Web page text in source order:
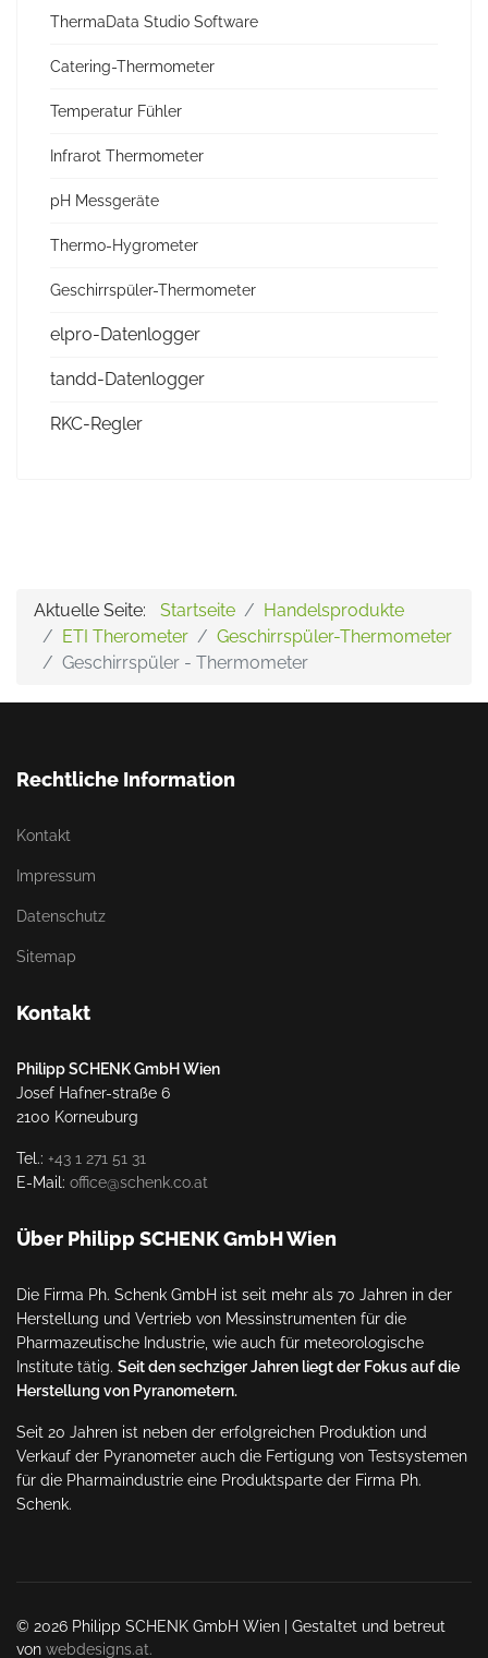
ThermaData Studio Software
Catering-Thermometer
Temperatur Fühler
Infrarot Thermometer
pH Messgeräte
Thermo-Hygrometer
Geschirrspüler-Thermometer
elpro-Datenlogger
tandd-Datenlogger
RKC-Regler
Aktuelle Seite: Startseite
Handelsprodukte
ETI Therometer
Geschirrspüler-Thermometer
Geschirrspüler - Thermometer
Rechtliche Information
Kontakt
Impressum
Datenschutz
Sitemap
Kontakt
Philipp SCHENK GmbH Wien
Josef Hafner-straße 6
2100 Korneuburg
Tel.: +43 1 271 51 31
E-Mail: office@schenk.co.at
Über Philipp SCHENK GmbH Wien
Die Firma Ph. Schenk GmbH ist seit mehr als 70 Jahren in der
Herstellung und Vertrieb von Messinstrumenten für die
Pharmazeutische Industrie, wie auch für meteorologische
Institute tätig. Seit den sechziger Jahren liegt der Fokus auf die
Herstellung von Pyranometern.
Seit 20 Jahren ist neben der erfolgreichen Produktion und
Verkauf der Pyranometer auch die Fertigung von Testsystemen
für die Pharmaindustrie eine Produktsparte der Firma Ph.
Schenk.
© 2026 Philipp SCHENK GmbH Wien | Gestaltet und betreut
von webdesigns.at.